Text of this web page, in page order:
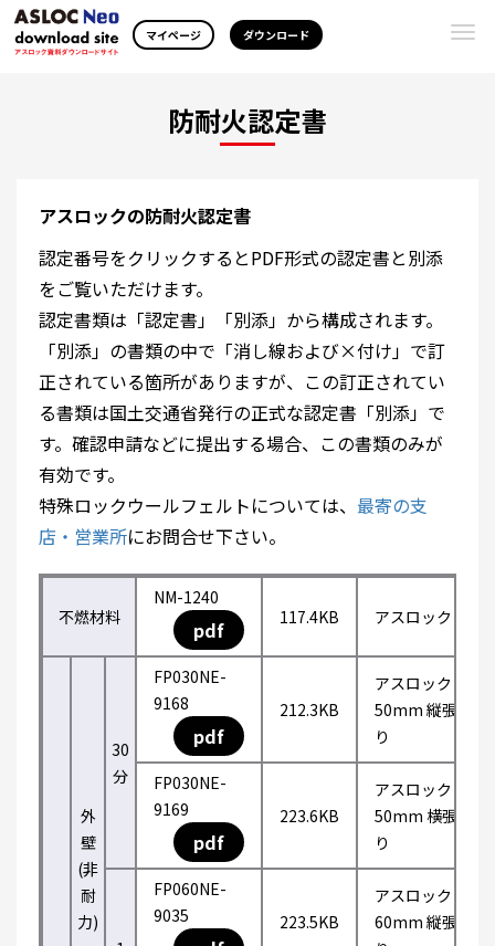
マイページ ダウンロード
防耐火認定書
アスロックの防耐火認定書
認定番号をクリックするとPDF形式の認定書と別添
をご覧いただけます。
認定書類は「認定書」「別添」から構成されます。
「別添」の書類の中で「消し線および×付け」で訂
正されている箇所がありますが、この訂正されてい
る書類は国土交通省発行の正式な認定書「別添」で
す。確認申請などに提出する場合、この書類のみが
有効です。
特殊ロックウールフェルトについては、 最寄の支
店・営業所にお問合せ下さい。
不燃材料
NM-1240
pdf 117.4KB アスロック
外
壁
(非
耐
力)
30
分
FP030NE-
9168
pdf
212.3KB
アスロック
50mm 縦張
り
FP030NE-
9169
pdf
223.6KB
アスロック
50mm 横張
り
FP060NE-
9035
223.5KB
アスロック
60mm 縦張